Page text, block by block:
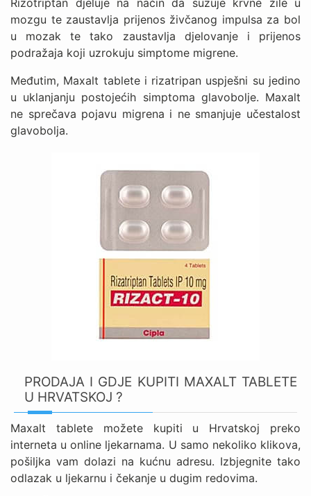
Rizotriptan djeluje na način da suzuje krvne žile u
mozgu te zaustavlja prijenos živčanog impulsa za bol
u mozak te tako zaustavlja djelovanje i prijenos
podražaja koji uzrokuju simptome migrene.
Međutim, Maxalt tablete i rizatripan uspješni su jedino
u uklanjanju postojećih simptoma glavobolje. Maxalt
ne sprečava pojavu migrena i ne smanjuje učestalost
glavobolja.
PRODAJA I GDJE KUPITI MAXALT TABLETE
U HRVATSKOJ ?
Maxalt tablete možete kupiti u Hrvatskoj preko
interneta u online ljekarnama. U samo nekoliko klikova,
pošiljka vam dolazi na kućnu adresu. Izbjegnite tako
odlazak u ljekarnu i čekanje u dugim redovima.